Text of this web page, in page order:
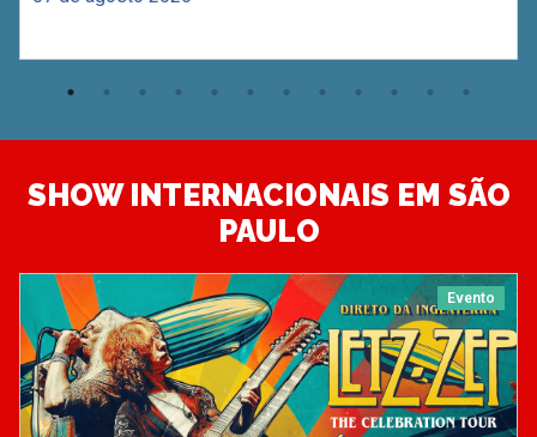
SHOW INTERNACIONAIS EM SÃO
PAULO
Evento